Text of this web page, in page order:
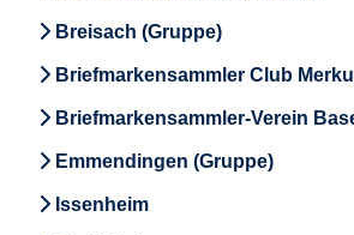
Breisach (Gruppe)
Briefmarkensammler Club
Briefmarkensammler-Verein
Emmendingen (Gruppe)
Issenheim